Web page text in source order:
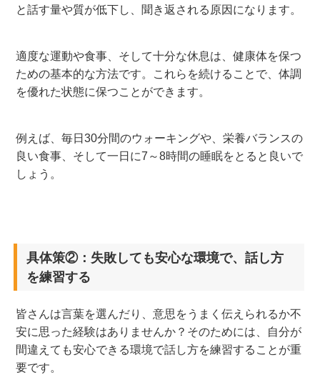
と話す量や質が低下し、聞き返される原因になります。
適度な運動や食事、そして十分な休息は、健康体を保つ
ための基本的な方法です。これらを続けることで、体調
を優れた状態に保つことができます。
例えば、毎日30分間のウォーキングや、栄養バランスの
良い食事、そして一日に7～8時間の睡眠をとると良いで
しょう。
具体策②：失敗しても安心な環境で、話し方
を練習する
皆さんは言葉を選んだり、意思をうまく伝えられるか不
安に思った経験はありませんか？そのためには、自分が
間違えても安心できる環境で話し方を練習することが重
要です。